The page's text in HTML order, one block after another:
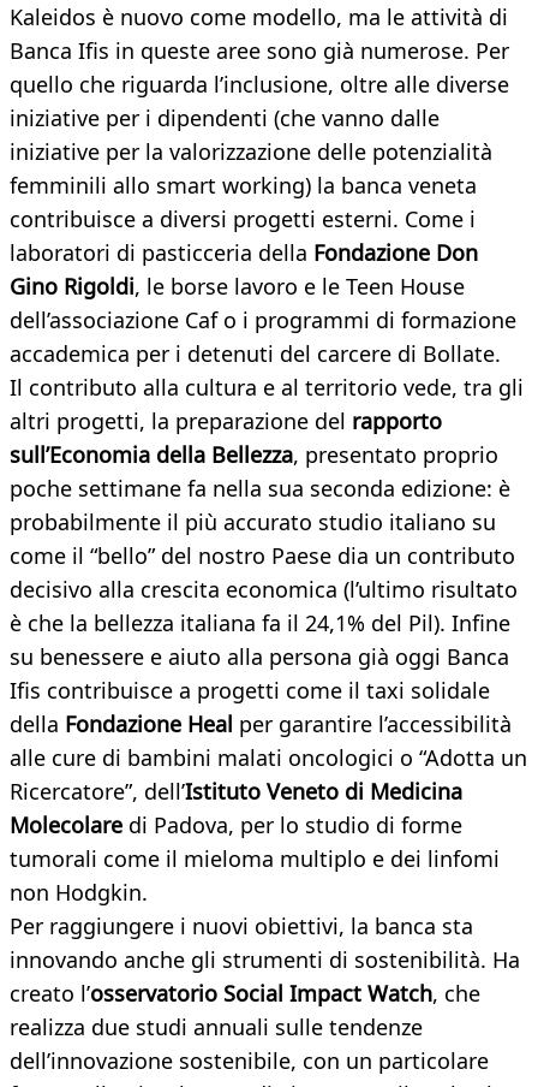
Kaleidos è nuovo come modello, ma le attività di
Banca Ifis in queste aree sono già numerose. Per
quello che riguarda l’inclusione, oltre alle diverse
iniziative per i dipendenti (che vanno dalle
iniziative per la valorizzazione delle potenzialità
femminili allo smart working) la banca veneta
contribuisce a diversi progetti esterni. Come i
laboratori di pasticceria della Fondazione Don
Gino Rigoldi, le borse lavoro e le Teen House
dell’associazione Caf o i programmi di formazione
accademica per i detenuti del carcere di Bollate.
Il contributo alla cultura e al territorio vede, tra gli
altri progetti, la preparazione del rapporto
sull’Economia della Bellezza, presentato proprio
poche settimane fa nella sua seconda edizione: è
probabilmente il più accurato studio italiano su
come il “bello” del nostro Paese dia un contributo
decisivo alla crescita economica (l’ultimo risultato
è che la bellezza italiana fa il 24,1% del Pil). Infine
su benessere e aiuto alla persona già oggi Banca
Ifis contribuisce a progetti come il taxi solidale
della Fondazione Heal per garantire l’accessibilità
alle cure di bambini malati oncologici o “Adotta un
Ricercatore”, dell’Istituto Veneto di Medicina
Molecolare di Padova, per lo studio di forme
tumorali come il mieloma multiplo e dei linfomi
non Hodgkin.
Per raggiungere i nuovi obiettivi, la banca sta
innovando anche gli strumenti di sostenibilità. Ha
creato l’osservatorio Social Impact Watch, che
realizza due studi annuali sulle tendenze
dell’innovazione sostenibile, con un particolare